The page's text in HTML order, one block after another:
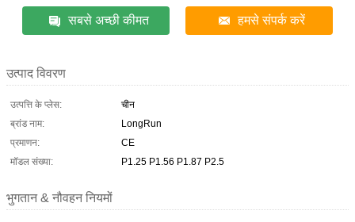
सबसे अच्छी कीमत हमसे संपर्क करें
उत्पाद विवरण
उत्पत्ति के प्लेस:
चीन
ब्रांड नाम:
LongRun
प्रमाणन:
CE
मॉडल संख्या:
P1.25 P1.56 P1.87 P2.5
भुगतान & नौवहन नियमों